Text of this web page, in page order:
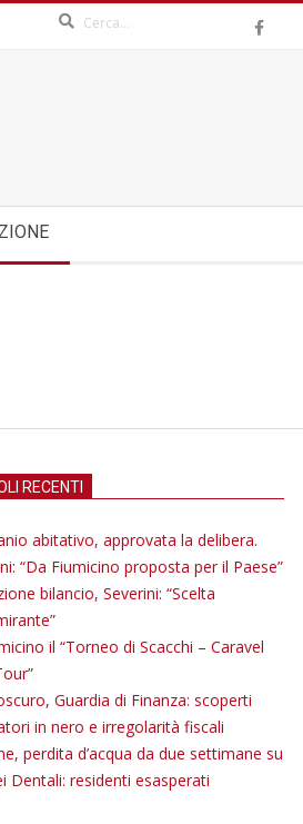
RECENTI
abitativo, approvata la delibera.
“Da Fiumicino proposta per il Paese”
bilancio, Severini: “Scelta
il “Torneo di Scacchi – Caravel
Guardia di Finanza: scoperti
in nero e irregolarità fiscali
perdita d’acqua da due settimane su
Dentali: residenti esasperati